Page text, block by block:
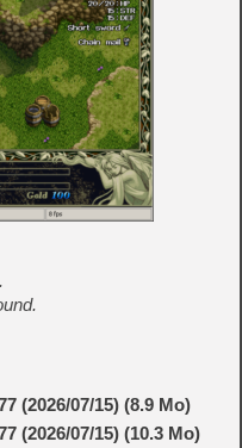
(2026/07/15) (8.9 Mo)
(2026/07/15) (10.3 Mo)